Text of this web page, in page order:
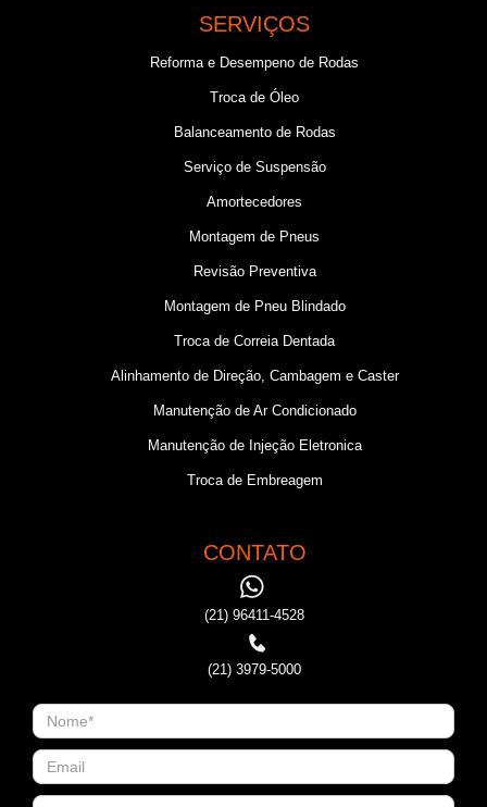
SERVIÇOS
Reforma e Desempeno de Rodas
Troca de Óleo
Balanceamento de Rodas
Serviço de Suspensão
Amortecedores
Montagem de Pneus
Revisão Preventiva
Montagem de Pneu Blindado
Troca de Correia Dentada
Alinhamento de Direção, Cambagem e Caster
Manutenção de Ar Condicionado
Manutenção de Injeção Eletronica
Troca de Embreagem
CONTATO
(21) 96411-4528
(21) 3979-5000